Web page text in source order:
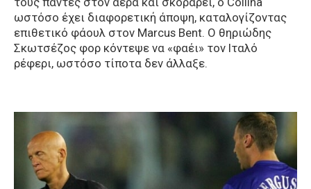
ωστόσο έχει διαφορετική άποψη, καταλογίζοντας
επιθετικό φάουλ στον Marcus Bent. Ο θηριώδης
Σκωτσέζος φορ κόντεψε να «φαέι» τον Ιταλό
ρέφερι, ωστόσο τίποτα δεν άλλαξε.